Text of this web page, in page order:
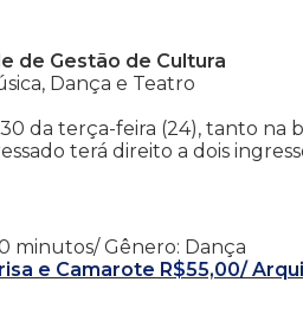
de Gestão de Cultura
Dança e Teatro
da terça-feira (24), tanto
terá direito a dois
minutos/ Gênero: Dança
e Camarote R$55,00/